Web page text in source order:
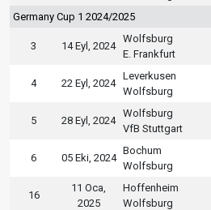
Germany Cup 1 2024/2025
3 14 Eyl, 2024
Wolfsburg
E. Frankfurt
4 22 Eyl, 2024
Leverkusen
Wolfsburg
5 28 Eyl, 2024
Wolfsburg
VfB Stuttgart
6 05 Eki, 2024
Bochum
Wolfsburg
16
11 Oca,
2025
Hoffenheim
Wolfsburg